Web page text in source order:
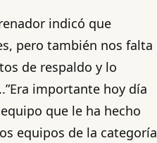
indicó que
pero también nos falta
de respaldo y lo
importante hoy día
que le ha hecho
equipos de la categoría